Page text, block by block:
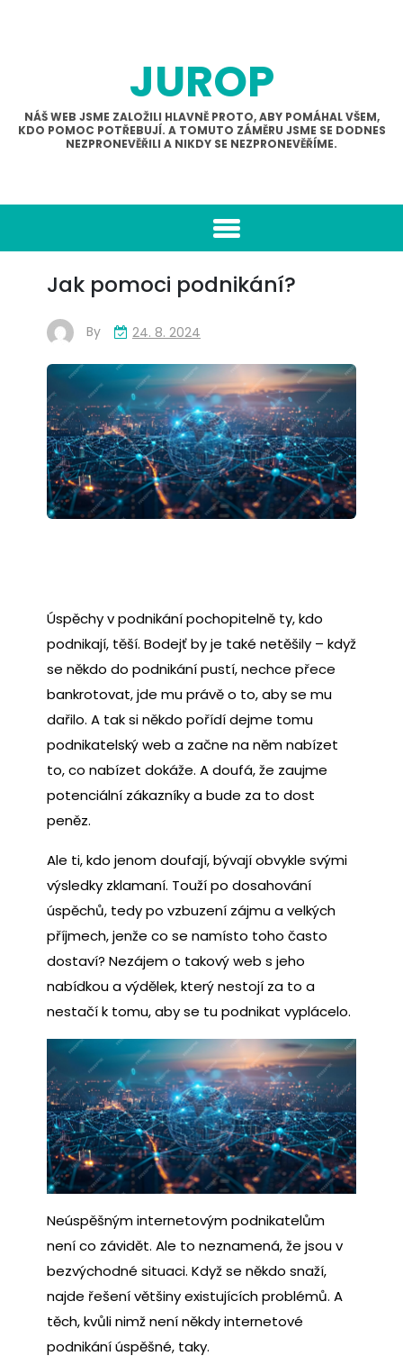
JUROP
NÁŠ WEB JSME ZALOŽILI HLAVNĚ PROTO, ABY POMÁHAL VŠEM,
KDO POMOC POTŘEBUJÍ. A TOMUTO ZÁMĚRU JSME SE DODNES
NEZPRONEVĚŘILI A NIKDY SE NEZPRONEVĚŘÍME.
Jak pomoci podnikání?
By 24. 8. 2024
Úspěchy v podnikání pochopitelně ty, kdo
podnikají, těší. Bodejť by je také netěšily – když
se někdo do podnikání pustí, nechce přece
bankrotovat, jde mu právě o to, aby se mu
dařilo. A tak si někdo pořídí dejme tomu
podnikatelský web a začne na něm nabízet
to, co nabízet dokáže. A doufá, že zaujme
potenciální zákazníky a bude za to dost
peněz.
Ale ti, kdo jenom doufají, bývají obvykle svými
výsledky zklamaní. Touží po dosahování
úspěchů, tedy po vzbuzení zájmu a velkých
příjmech, jenže co se namísto toho často
dostaví? Nezájem o takový web s jeho
nabídkou a výdělek, který nestojí za to a
nestačí k tomu, aby se tu podnikat vyplácelo.
Neúspěšným internetovým podnikatelům
není co závidět. Ale to neznamená, že jsou v
bezvýchodné situaci. Když se někdo snaží,
najde řešení většiny existujících problémů. A
těch, kvůli nimž není někdy internetové
podnikání úspěšné, taky.